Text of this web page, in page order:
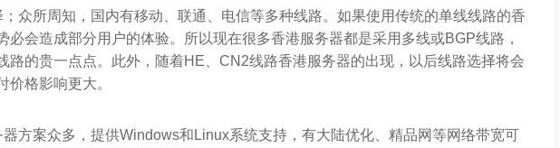
众所周知，国内有移动、联通、电信等多种线路。如果使用传统的单线线路的香
必会造成部分用户的体验。所以现在很多香港服务器都是采用多线或BGP线路，
路的贵一点点。此外，随着HE、CN2线路香港服务器的出现，以后线路选择将会
价格影响更大。
器方案众多，提供Windows和Linux系统支持，有大陆优化、精品网等网络带宽可